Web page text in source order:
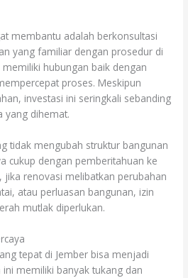
membantu adalah berkonsultasi
yang familiar dengan prosedur di
hubungan baik dengan
proses. Meskipun
investasi ini seringkali sebanding
yang dihemat.
tidak mengubah struktur bangunan
cukup dengan pemberitahuan ke
jika renovasi melibatkan perubahan
atau perluasan bangunan, izin
mutlak diperlukan.
tepat di Jember bisa menjadi
memiliki banyak tukang dan